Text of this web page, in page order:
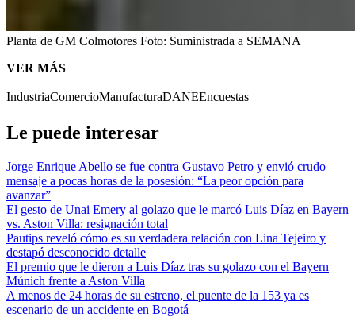
Planta de GM Colmotores Foto: Suministrada a SEMANA
VER MÁS
IndustriaComercioManufacturaDANEEncuestas
Le puede interesar
Jorge Enrique Abello se fue contra Gustavo Petro y envió crudo
mensaje a pocas horas de la posesión: “La peor opción para
avanzar”
El gesto de Unai Emery al golazo que le marcó Luis Díaz en Bayern
vs. Aston Villa: resignación total
Pautips reveló cómo es su verdadera relación con Lina Tejeiro y
destapó desconocido detalle
El premio que le dieron a Luis Díaz tras su golazo con el Bayern
Múnich frente a Aston Villa
A menos de 24 horas de su estreno, el puente de la 153 ya es
escenario de un accidente en Bogotá